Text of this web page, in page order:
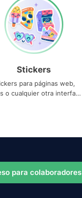
Stickers
para páginas web,
o cualquier otra interfaz
para colaboradores